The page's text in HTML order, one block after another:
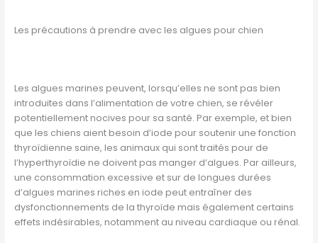
Les précautions à prendre avec les algues pour chien
Les algues marines peuvent, lorsqu’elles ne sont pas bien
introduites dans l’alimentation de votre chien, se révéler
potentiellement nocives pour sa santé. Par exemple, et bien
que les chiens aient besoin d’iode pour soutenir une fonction
thyroïdienne saine, les animaux qui sont traités pour de
l’hyperthyroïdie ne doivent pas manger d’algues. Par ailleurs,
une consommation excessive et sur de longues durées
d’algues marines riches en iode peut entraîner des
dysfonctionnements de la thyroïde mais également certains
effets indésirables, notamment au niveau cardiaque ou rénal.